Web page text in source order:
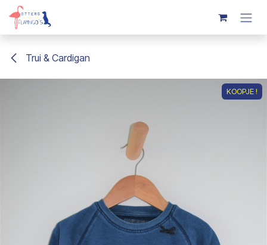
Overslaan naar inhoud
Trui & Cardigan
KOOPJE !